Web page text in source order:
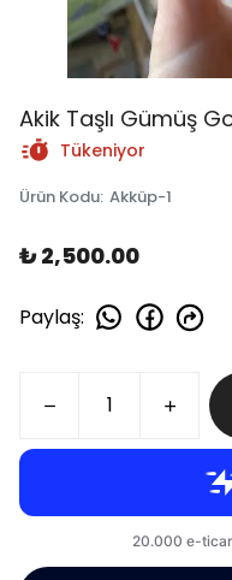
Akik Taşlı Gümüş
Tükeniyor
Ürün Kodu: Akküp-1
₺ 2,500.00
Paylaş: